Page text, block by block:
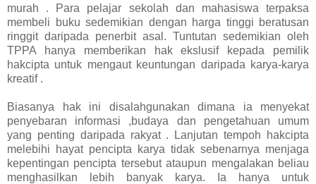
murah . Para pelajar sekolah dan mahasiswa terpaksa
membeli buku sedemikian dengan harga tinggi beratusan
ringgit daripada penerbit asal. Tuntutan sedemikian oleh
TPPA hanya memberikan hak ekslusif kepada pemilik
hakcipta untuk mengaut keuntungan daripada karya-karya
kreatif .
Biasanya hak ini disalahgunakan dimana ia menyekat
penyebaran informasi ,budaya dan pengetahuan umum
yang penting daripada rakyat . Lanjutan tempoh hakcipta
melebihi hayat pencipta karya tidak sebenarnya menjaga
kepentingan pencipta tersebut ataupun mengalakan beliau
menghasilkan lebih banyak karya. Ia hanya untuk